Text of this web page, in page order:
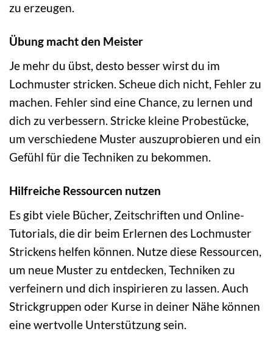
zu erzeugen.
Übung macht den Meister
Je mehr du übst, desto besser wirst du im
Lochmuster stricken. Scheue dich nicht, Fehler zu
machen. Fehler sind eine Chance, zu lernen und
dich zu verbessern. Stricke kleine Probestücke,
um verschiedene Muster auszuprobieren und ein
Gefühl für die Techniken zu bekommen.
Hilfreiche Ressourcen nutzen
Es gibt viele Bücher, Zeitschriften und Online-
Tutorials, die dir beim Erlernen des Lochmuster
Strickens helfen können. Nutze diese Ressourcen,
um neue Muster zu entdecken, Techniken zu
verfeinern und dich inspirieren zu lassen. Auch
Strickgruppen oder Kurse in deiner Nähe können
eine wertvolle Unterstützung sein.